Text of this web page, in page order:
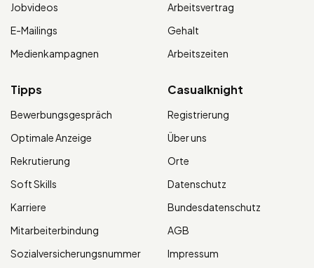
Jobvideos
E-Mailings
Medienkampagnen
Arbeitsvertrag
Gehalt
Arbeitszeiten
Tipps
Bewerbungsgespräch
Optimale Anzeige
Rekrutierung
Soft Skills
Karriere
Mitarbeiterbindung
Sozialversicherungsnummer
Casualknight
Registrierung
Über uns
Orte
Datenschutz
Bundesdatenschutz
AGB
Impressum